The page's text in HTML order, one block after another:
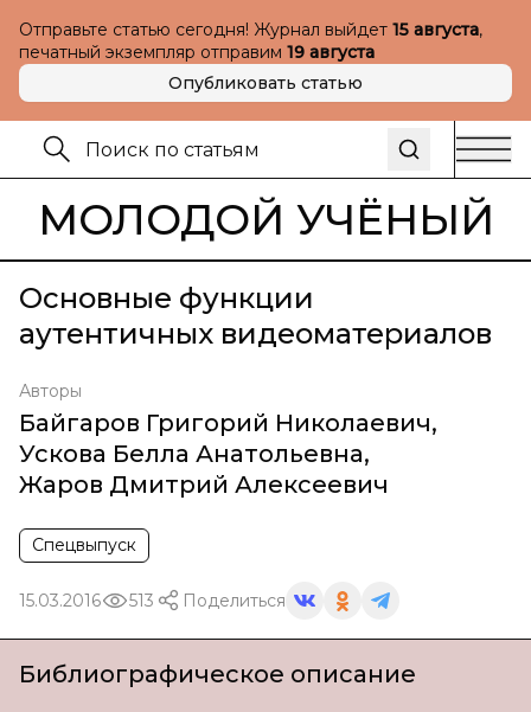
Отправьте статью сегодня! Журнал выйдет 15 августа,
печатный экземпляр отправим 19 августа
Опубликовать статью
МОЛОДОЙ УЧЁНЫЙ
Основные функции
аутентичных видеоматериалов
Авторы
Байгаров Григорий Николаевич,
Ускова Белла Анатольевна,
Жаров Дмитрий Алексеевич
Спецвыпуск
15.03.2016 513 Поделиться
Библиографическое описание